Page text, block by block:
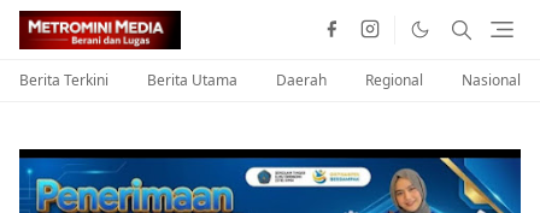
Berita Terkini Berita Utama Daerah Regional Nasional